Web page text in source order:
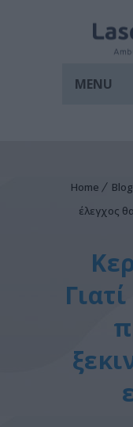
MENU
Home Blog
έλεγχος